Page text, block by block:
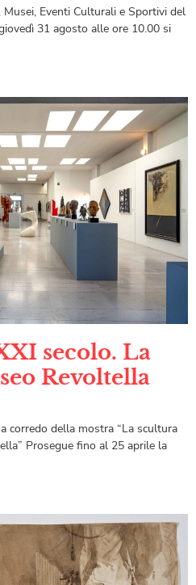
Musei, Eventi Culturali e Sportivi del
31 agosto alle ore 10.00 si
secolo. La
Revoltella
corredo della mostra “La scultura
Prosegue fino al 25 aprile la